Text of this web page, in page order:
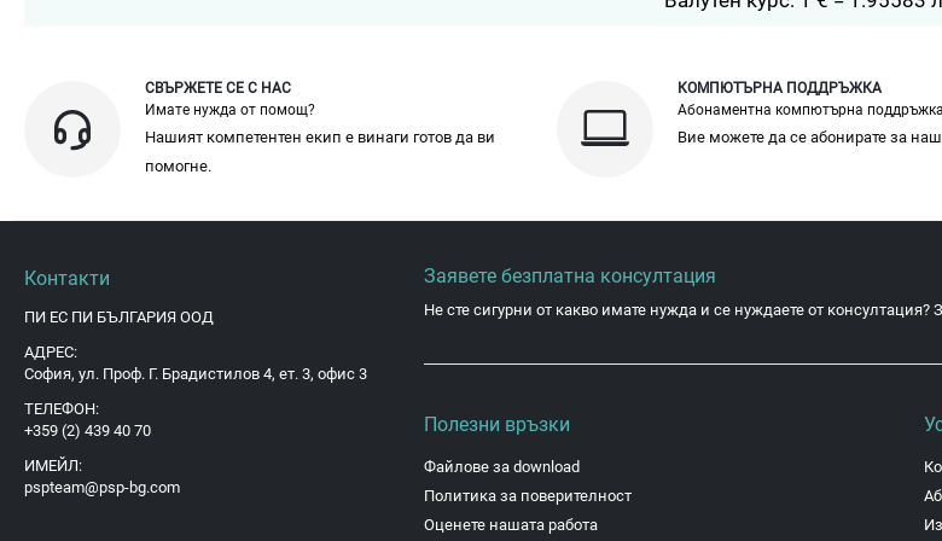
СВЪРЖЕТЕ СЕ С НАС
Имате нужда от помощ?
Нашият компетентен екип е винаги готов да ви
помогне.
КОМПЮТЪРНА ПОДДРЪЖКА
Абонаментна компютърна поддръжка
Вие можете да се абонирате за
Контакти
ПИ ЕС ПИ БЪЛГАРИЯ ООД
АДРЕС:
София, ул. Проф. Г. Брадистилов 4, ет. 3, офис 3
ТЕЛЕФОН:
+359 (2) 439 40 70
ИМЕЙЛ:
pspteam@psp-bg.com
Заявете безплатна консултация
Не сте сигурни от какво имате нужда и се нуждаете от консултация?
Полезни връзки
Файлове за download
Политика за поверителност
Оценете нашата работа